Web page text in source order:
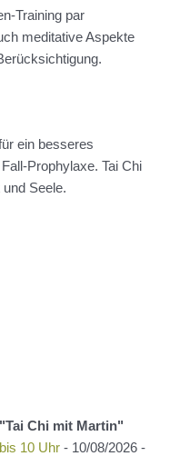
Training par
meditative Aspekte
ein besseres
Prophylaxe. Tai Chi
Seele.
Chi mit Martin"
10 Uhr- 10/08/2026 -